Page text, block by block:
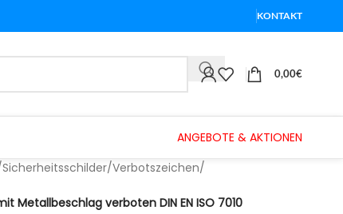
KONTAKT
0,00€
ANGEBOTE & AKTIONEN
Sicherheitsschilder/Verbotszeichen/
Metallbeschlag verboten DIN EN ISO 7010